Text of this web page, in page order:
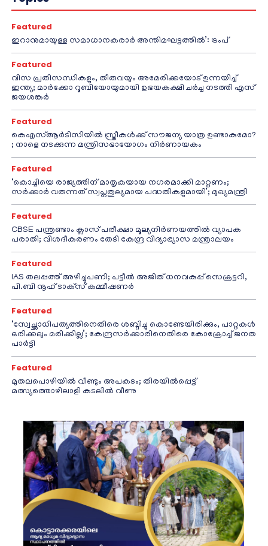
Featured
ഇറാനുമായുള്ള സമാധാനകരാർ അന്തിമഘട്ടത്തിൽ‌’: ട്രംപ്
Featured
വിസ പ്രതിസന്ധികളും, തീരുവയും അമേരിക്കയോട് ഉന്നയിച്ച്
ഇന്ത്യ; മാർക്കോ റൂബിയോയുമായി ഉഭയകക്ഷി ചർച്ച നടത്തി എസ്
ജയശങ്കർ
Featured
കെഎസ്ആർടിസിയിൽ സ്ത്രീകൾക്ക് സൗജന്യ യാത്ര ഉണ്ടാകുമോ?
; നാളെ നടക്കുന്ന മന്ത്രിസഭായോഗം നിർണായകം
Featured
‘കൊച്ചിയെ രാജ്യത്തിന് മാതൃകയായ നഗരമാക്കി മാറ്റണം;
സർക്കാർ വരുന്നത് സ്വപ്നതുല്യമായ പദ്ധതികളുമായി’; മുഖ്യമന്ത്രി
Featured
CBSE പന്ത്രണ്ടാം ക്ലാസ് പരീക്ഷാ മൂല്യനിർണയത്തിൽ വ്യാപക
പരാതി; വിശദീകരണം തേടി കേന്ദ്ര വിദ്യാഭ്യാസ മന്ത്രാലയം
Featured
IAS തലപ്പത്ത് അഴിച്ചുപണി; പട്ടീല്‍ അജിത് ധനവകുപ്പ് സെക്രട്ടറി,
പി.ബി നൂഹ് ടാക്‌സ് കമ്മീഷണര്‍
Featured
‘സ്വേച്ഛാധിപത്യത്തിനെതിരെ ശബ്ദിച്ചു കൊണ്ടേയിരിക്കും, പാറ്റകൾ
ഒരിക്കലും മരിക്കില്ല’; കേന്ദ്രസർക്കാരിനെതിരെ കോക്രോച്ച് ജനത
പാർട്ടി
Featured
മുതലപൊഴിയിൽ വീണ്ടും അപകടം; തിരയിൽപ്പെട്ട്
മത്സ്യത്തൊഴിലാളി കടലിൽ വീണു